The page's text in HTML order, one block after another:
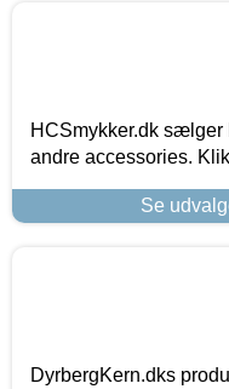
HCSmykker.dk sælger
andre accessories.
Se
DyrbergKern.dks